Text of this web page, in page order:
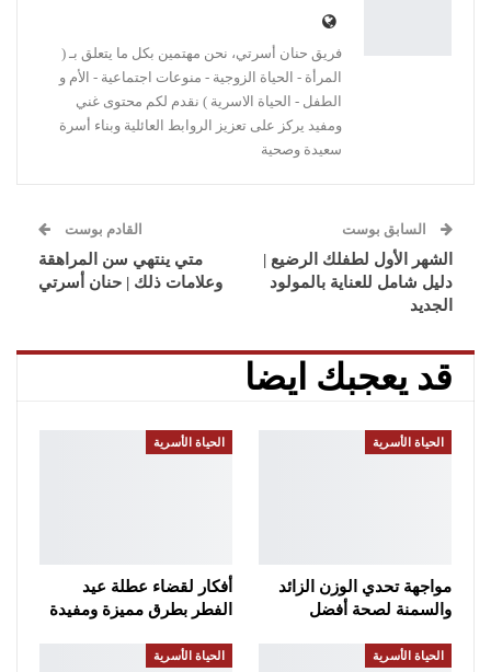
فريق حنان أسرتي، نحن مهتمين بكل ما يتعلق بـ (
المرأة - الحياة الزوجية - منوعات اجتماعية - الأم و
الطفل - الحياة الاسرية ) نقدم لكم محتوى غني
ومفيد يركز على تعزيز الروابط العائلية وبناء أسرة
سعيدة وصحية
السابق بوست
الشهر الأول لطفلك الرضيع |
دليل شامل للعناية بالمولود
الجديد
القادم بوست
متي ينتهي سن المراهقة
وعلامات ذلك | حنان أسرتي
قد يعجبك ايضا
الحياة الأسرية
مواجهة تحدي الوزن الزائد
والسمنة لصحة أفضل
الحياة الأسرية
أفكار لقضاء عطلة عيد
الفطر بطرق مميزة ومفيدة
الحياة الأسرية الحياة الأسرية